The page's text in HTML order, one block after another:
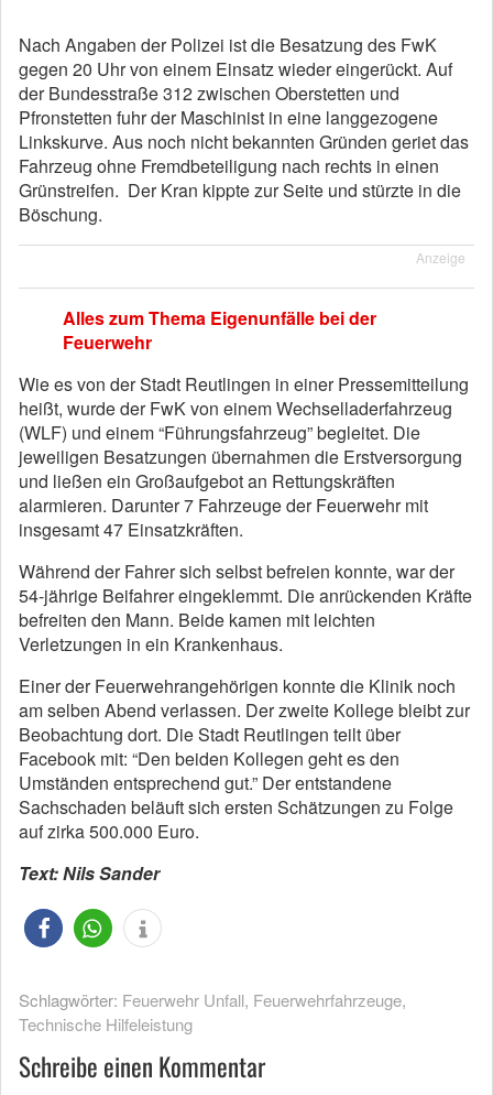
Nach Angaben der Polizei ist die Besatzung des FwK
gegen 20 Uhr von einem Einsatz wieder eingerückt. Auf
der Bundesstraße 312 zwischen Oberstetten und
Pfronstetten fuhr der Maschinist in eine langgezogene
Linkskurve. Aus noch nicht bekannten Gründen geriet das
Fahrzeug ohne Fremdbeteiligung nach rechts in einen
Grünstreifen. Der Kran kippte zur Seite und stürzte in die
Böschung.
Anzeige
Alles zum Thema Eigenunfälle bei der
Feuerwehr
Wie es von der Stadt Reutlingen in einer Pressemitteilung
heißt, wurde der FwK von einem Wechselladerfahrzeug
(WLF) und einem “Führungsfahrzeug” begleitet. Die
jeweiligen Besatzungen übernahmen die Erstversorgung
und ließen ein Großaufgebot an Rettungskräften
alarmieren. Darunter 7 Fahrzeuge der Feuerwehr mit
insgesamt 47 Einsatzkräften.
Während der Fahrer sich selbst befreien konnte, war der
54-jährige Beifahrer eingeklemmt. Die anrückenden Kräfte
befreiten den Mann. Beide kamen mit leichten
Verletzungen in ein Krankenhaus.
Einer der Feuerwehrangehörigen konnte die Klinik noch
am selben Abend verlassen. Der zweite Kollege bleibt zur
Beobachtung dort. Die Stadt Reutlingen teilt über
Facebook mit: “Den beiden Kollegen geht es den
Umständen entsprechend gut.” Der entstandene
Sachschaden beläuft sich ersten Schätzungen zu Folge
auf zirka 500.000 Euro.
Text: Nils Sander
Schlagwörter: Feuerwehr Unfall, Feuerwehrfahrzeuge,
Technische Hilfeleistung
Schreibe einen Kommentar